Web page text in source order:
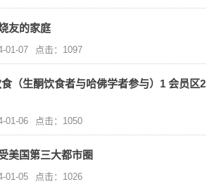
友的家庭
01-07 点击：1097
（生酮饮食者与哈佛学者参与）1 会员区2
01-06 点击：1050
美国第三大都市圈
01-05 点击：1026